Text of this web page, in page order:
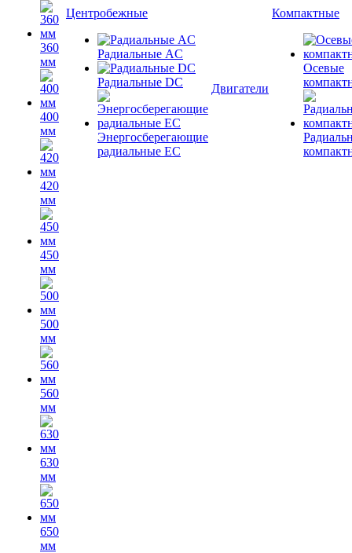
360
мм
400
мм
420
мм
450
мм
500
мм
560
мм
630
мм
650
мм
Центробежные
Радиальные AC
Радиальные DC
Энергосберегающие
радиальные EC
Двигатели
Компактные
Осевые